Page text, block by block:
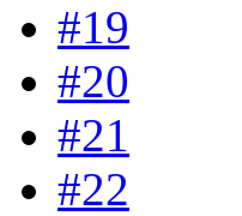
#19
#20
#21
#22